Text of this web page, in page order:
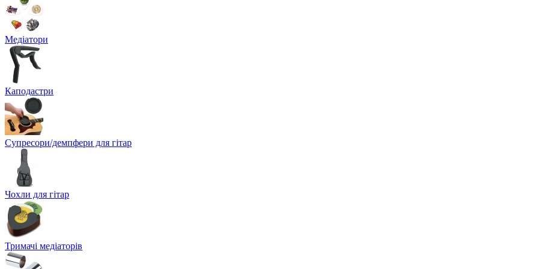
Медіатори
Каподастри
Супресори/демпфери для гітар
Чохли для гітар
Тримачі медіаторів